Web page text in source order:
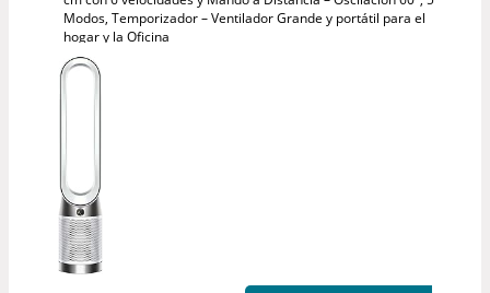
Modos, Temporizador – Ventilador Grande y portátil para el
hogar y la Oficina